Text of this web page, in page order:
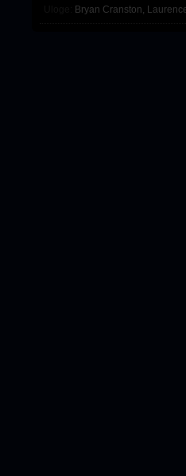
Bryan Cranston,